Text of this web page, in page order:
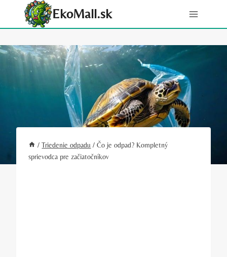
EkoMall.sk
/ Triedenie odpadu / Čo je odpad? Kompletný
sprievodca pre začiatočníkov